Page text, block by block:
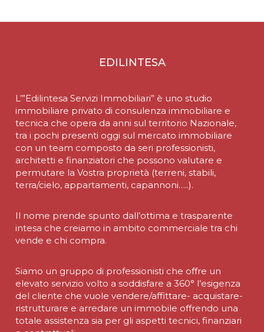
EDILINTESA
L’”Edilintesa Servizi Immobiliari” è uno studio
immobiliare privato di consulenza immobiliare e
tecnica che opera da anni sul territorio Nazionale,
tra i pochi presenti oggi sul mercato immobiliare
con un team composto da seri professionisti,
architetti e finanziatori che possono valutare e
permutare la Vostra proprietà (terreni, stabili,
terra/cielo, appartamenti, capannoni…..).
Il nome prende spunto dall’ottima e trasparente
intesa che creiamo in ambito commerciale tra chi
vende e chi compra.
Siamo un gruppo di professionisti che offre un
elevato servizio volto a soddisfare a 360° l’esigenza
del cliente che vuole vendere/affittare- acquistare-
ristrutturare e arredare un immobile offrendo una
totale assistenza sia per gli aspetti tecnici, finanziari